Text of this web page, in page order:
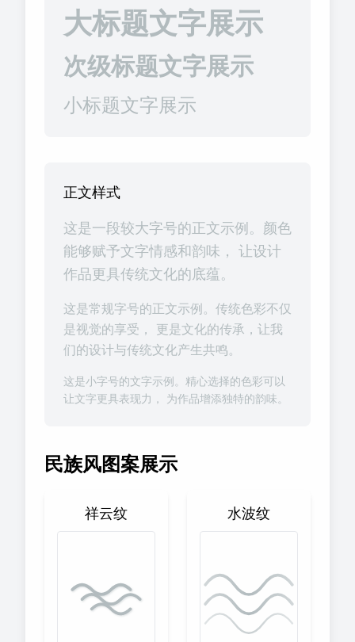
大标题文字展示
次级标题文字展示
小标题文字展示
正文样式
这是一段较大字号的正文示例。颜色
能够赋予文字情感和韵味， 让设计
作品更具传统文化的底蕴。
这是常规字号的正文示例。传统色彩不仅
是视觉的享受， 更是文化的传承，让我
们的设计与传统文化产生共鸣。
这是小字号的文字示例。精心选择的色彩可以
让文字更具表现力， 为作品增添独特的韵味。
民族风图案展示
祥云纹 水波纹